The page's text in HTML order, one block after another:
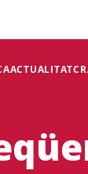
ACTUALITAT